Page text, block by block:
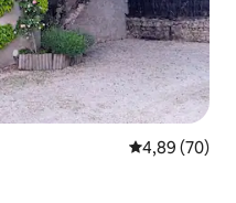
Gemiddelde
4,89 (70)